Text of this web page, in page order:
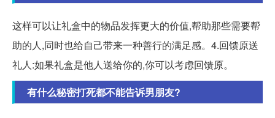
这样可以让礼盒中的物品发挥更大的价值,帮助那些需要帮
助的人,同时也给自己带来一种善行的满足感。4.回馈原送
礼人:如果礼盒是他人送给你的,你可以考虑回馈原。
有什么秘密打死都不能告诉男朋友?